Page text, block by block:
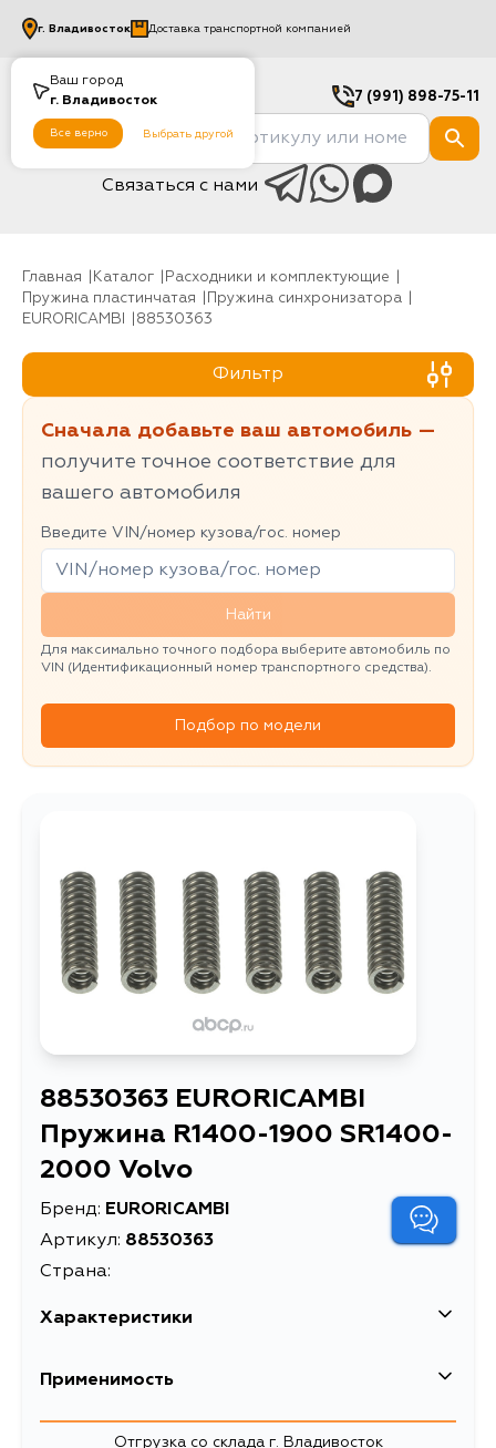
Ваш город
г. Владивосток
Все верно Выбрать другой
г. Владивосток Доставка транспортной компанией
7 (991) 898-75-11
Связаться с нами
Главная Каталог
Расходники и комплектующие
Пружина пластинчатая
Пружина синхронизатора
EURORICAMBI
88530363
Фильтр
Сначала добавьте ваш автомобиль —
получите точное соответствие для
вашего автомобиля
Введите VIN/номер кузова/гос. номер
Найти
Для максимально точного подбора выберите автомобиль по
VIN (Идентификационный номер транспортного средства).
Подбор по модели
88530363 EURORICAMBI
Пружина R1400-1900 SR1400-
2000 Volvo
Бренд: EURORICAMBI
Артикул: 88530363
Страна:
Характеристики
Масса, кг 0.002
Описание
Применимость
Отгрузка со склада г. Владивосток